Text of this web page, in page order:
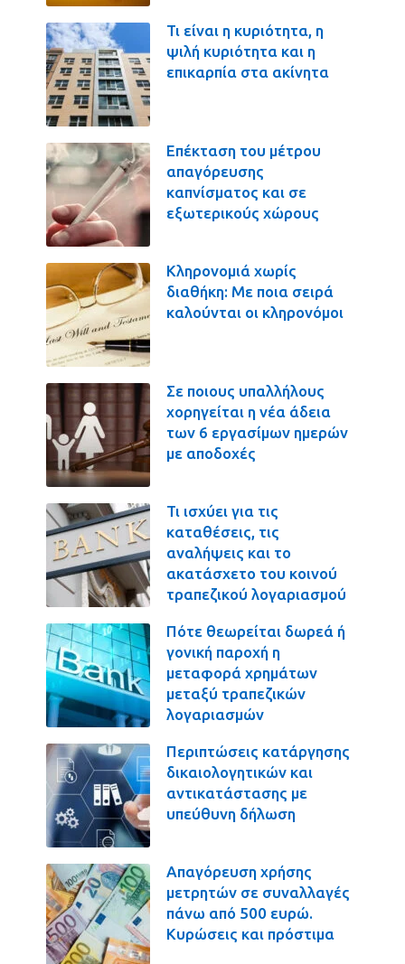
Τι είναι η κυριότητα, η
ψιλή κυριότητα και η
επικαρπία στα ακίνητα
Επέκταση του μέτρου
απαγόρευσης
καπνίσματος και σε
εξωτερικούς χώρους
Κληρονομιά χωρίς
διαθήκη: Με ποια σειρά
καλούνται οι κληρονόμοι
Σε ποιους υπαλλήλους
χορηγείται η νέα άδεια
των 6 εργασίμων ημερών
με αποδοχές
Τι ισχύει για τις
καταθέσεις, τις
αναλήψεις και το
ακατάσχετο του κοινού
τραπεζικού λογαριασμού
Πότε θεωρείται δωρεά ή
γονική παροχή η
μεταφορά χρημάτων
μεταξύ τραπεζικών
λογαριασμών
Περιπτώσεις κατάργησης
δικαιολογητικών και
αντικατάστασης με
υπεύθυνη δήλωση
Απαγόρευση χρήσης
μετρητών σε συναλλαγές
πάνω από 500 ευρώ.
Κυρώσεις και πρόστιμα